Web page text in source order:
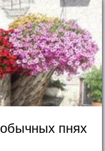
пнях